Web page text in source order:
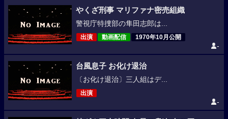
やくざ刑事 マリファナ密売組織
警視庁特捜部の隼田志郎は...
出演 動画配信 1970年10月公開
-
台風息子 お化け退治
〔お化け退治〕三人組はデ...
出演
-